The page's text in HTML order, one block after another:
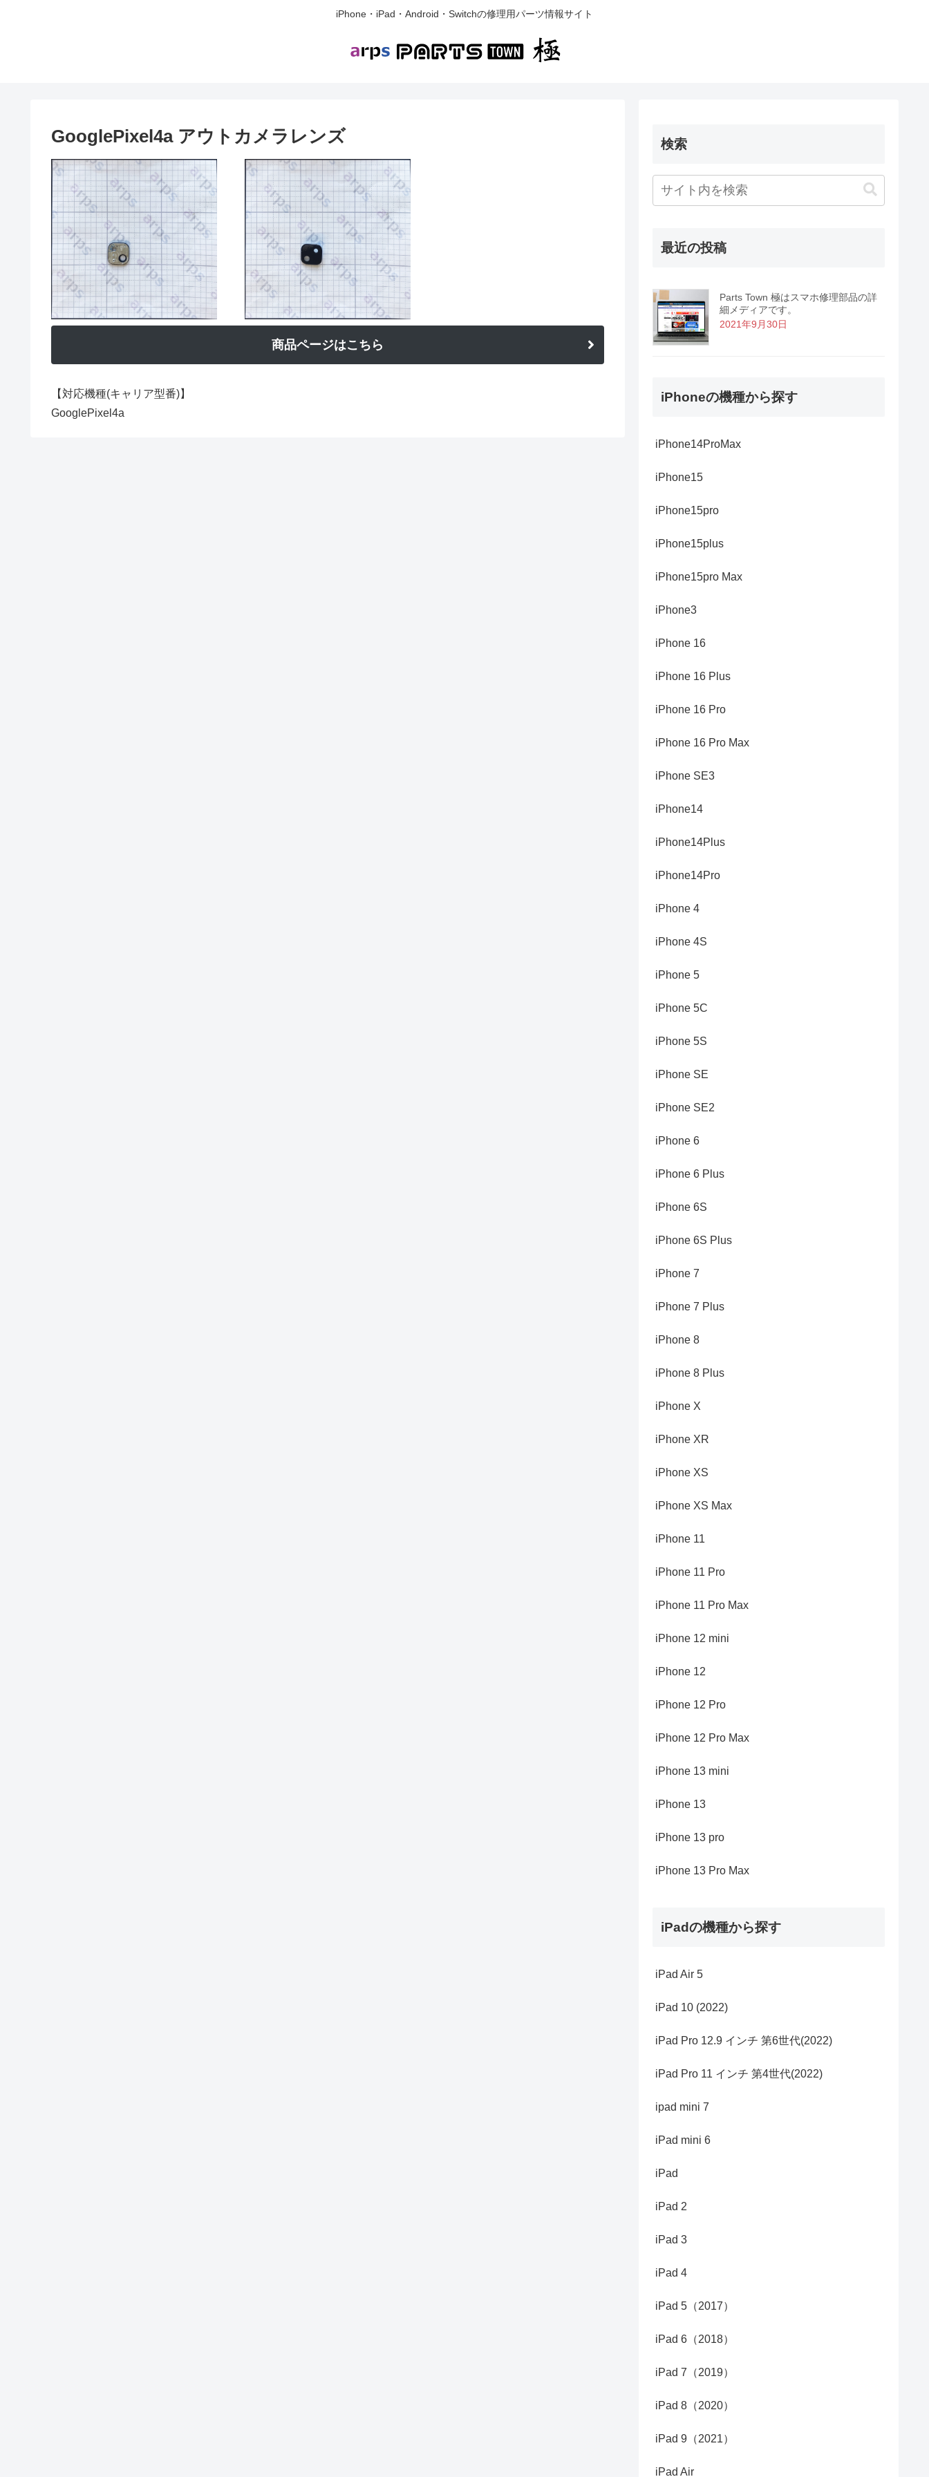
iPhone・iPad・Android・Switchの修理用パーツ情報サイト
GooglePixel4a アウトカメラレンズ
商品ページはこちら
【対応機種(キャリア型番)】
GooglePixel4a
検索
最近の投稿
Parts Town 極はスマホ修理部品の詳
細メディアです。
2021年9月30日
iPhoneの機種から探す
iPhone14ProMax
iPhone15
iPhone15pro
iPhone15plus
iPhone15pro Max
iPhone3
iPhone 16
iPhone 16 Plus
iPhone 16 Pro
iPhone 16 Pro Max
iPhone SE3
iPhone14
iPhone14Plus
iPhone14Pro
iPhone 4
iPhone 4S
iPhone 5
iPhone 5C
iPhone 5S
iPhone SE
iPhone SE2
iPhone 6
iPhone 6 Plus
iPhone 6S
iPhone 6S Plus
iPhone 7
iPhone 7 Plus
iPhone 8
iPhone 8 Plus
iPhone X
iPhone XR
iPhone XS
iPhone XS Max
iPhone 11
iPhone 11 Pro
iPhone 11 Pro Max
iPhone 12 mini
iPhone 12
iPhone 12 Pro
iPhone 12 Pro Max
iPhone 13 mini
iPhone 13
iPhone 13 pro
iPhone 13 Pro Max
iPadの機種から探す
iPad Air 5
iPad 10 (2022)
iPad Pro 12.9 インチ 第6世代(2022)
iPad Pro 11 インチ 第4世代(2022)
ipad mini 7
iPad mini 6
iPad
iPad 2
iPad 3
iPad 4
iPad 5（2017）
iPad 6（2018）
iPad 7（2019）
iPad 8（2020）
iPad 9（2021）
iPad Air